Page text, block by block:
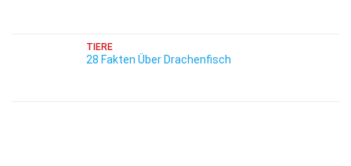
TIERE
28 Fakten Über Drachenfisch